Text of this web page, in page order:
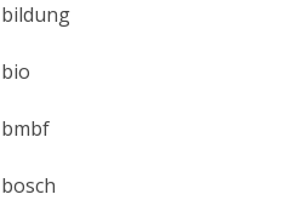
bildung
bio
bmbf
bosch